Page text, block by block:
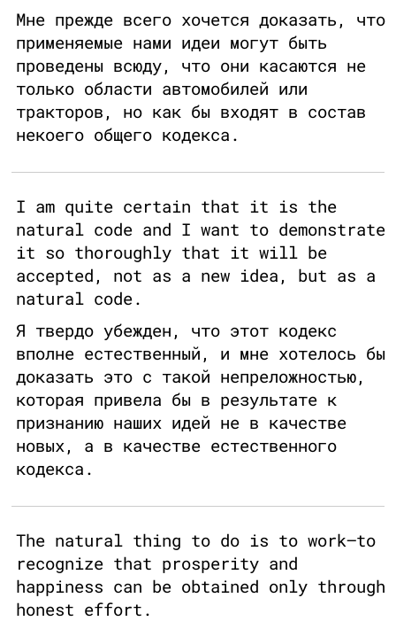
Мне прежде всего хочется доказать, что
применяемые нами идеи могут быть
проведены всюду, что они касаются не
только области автомобилей или
тракторов, но как бы входят в состав
некоего общего кодекса.
I am quite certain that it is the
natural code and I want to demonstrate
it so thoroughly that it will be
accepted, not as a new idea, but as a
natural code.
Я твердо убежден, что этот кодекс
вполне естественный, и мне хотелось бы
доказать это с такой непреложностью,
которая привела бы в результате к
признанию наших идей не в качестве
новых, а в качестве естественного
кодекса.
The natural thing to do is to work—to
recognize that prosperity and
happiness can be obtained only through
honest effort.